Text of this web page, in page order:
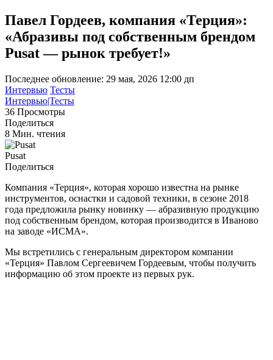
Павел Гордеев, компания «Терция»:
«Абразивы под собственным брендом
Pusat — рынок требует!»
Последнее обновление: 29 мая, 2026 12:00 дп
Интервью Тесты
Интервью|Тесты
36 Просмотры
Поделиться
8 Мин. чтения
Pusat
Поделиться
Компания «Терция», которая хорошо известна на рынке
инструментов, оснастки и садовой техники, в сезоне 2018
года предложила рынку новинку — абразивную продукцию
под собственным брендом, которая производится в Иваново
на заводе «ИСМА».
Мы встретились с генеральным директором компании
«Терция» Павлом Сергеевичем Гордеевым, чтобы получить
информацию об этом проекте из первых рук.